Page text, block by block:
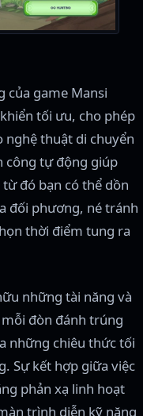
của game Mansi
tối ưu, cho phép
thuật di chuyển
công tự động giúp
đó bạn có thể dồn
đối phương, né tránh
thời điểm tung ra
những tài năng và
đòn đánh trúng
những chiêu thức tối
Sự kết hợp giữa việc
phản xạ linh hoạt
trình diễn kỹ năng